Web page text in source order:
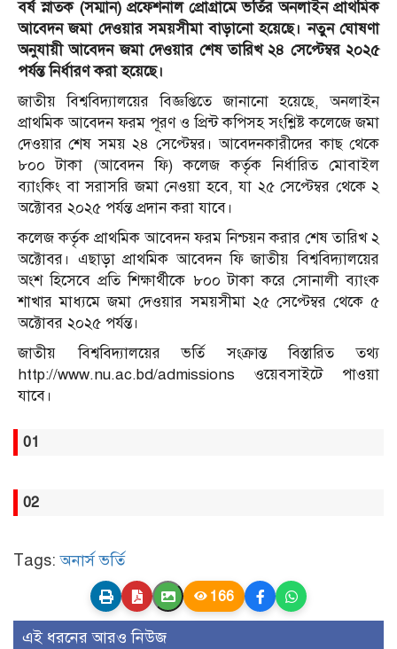
বর্ষ স্নাতক (সম্মান) প্রফেশনাল প্রোগ্রামে ভর্তির অনলাইন প্রাথমিক
আবেদন জমা দেওয়ার সময়সীমা বাড়ানো হয়েছে। নতুন ঘোষণা
অনুযায়ী আবেদন জমা দেওয়ার শেষ তারিখ ২৪ সেপ্টেম্বর ২০২৫
পর্যন্ত নির্ধারণ করা হয়েছে।
জাতীয় বিশ্ববিদ্যালয়ের বিজ্ঞপ্তিতে জানানো হয়েছে, অনলাইন
প্রাথমিক আবেদন ফরম পূরণ ও প্রিন্ট কপিসহ সংশ্লিষ্ট কলেজে জমা
দেওয়ার শেষ সময় ২৪ সেপ্টেম্বর। আবেদনকারীদের কাছ থেকে
৮০০ টাকা (আবেদন ফি) কলেজ কর্তৃক নির্ধারিত মোবাইল
ব্যাংকিং বা সরাসরি জমা নেওয়া হবে, যা ২৫ সেপ্টেম্বর থেকে ২
অক্টোবর ২০২৫ পর্যন্ত প্রদান করা যাবে।
কলেজ কর্তৃক প্রাথমিক আবেদন ফরম নিশ্চয়ন করার শেষ তারিখ ২
অক্টোবর। এছাড়া প্রাথমিক আবেদন ফি জাতীয় বিশ্ববিদ্যালয়ের
অংশ হিসেবে প্রতি শিক্ষার্থীকে ৮০০ টাকা করে সোনালী ব্যাংক
শাখার মাধ্যমে জমা দেওয়ার সময়সীমা ২৫ সেপ্টেম্বর থেকে ৫
অক্টোবর ২০২৫ পর্যন্ত।
জাতীয় বিশ্ববিদ্যালয়ের ভর্তি সংক্রান্ত বিস্তারিত তথ্য
http://www.nu.ac.bd/admissions ওয়েবসাইটে পাওয়া
যাবে।
01
02
Tags:অনার্স ভর্তি
166
এই ধরনের আরও নিউজ